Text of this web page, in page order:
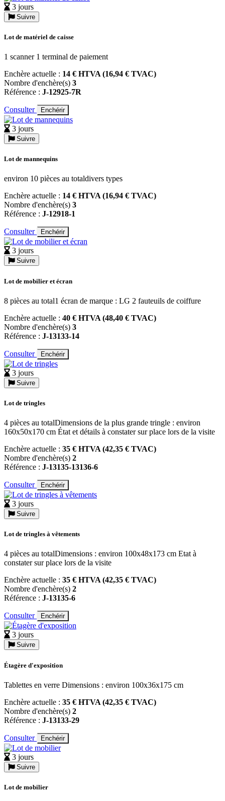
3 jours
Suivre
Lot de matériel de caisse
1 scanner 1 terminal de paiement
Enchère actuelle : 14 € HTVA (16,94 € TVAC)
Nombre d'enchère(s) 3
Référence : J-12925-7R
Consulter Enchérir
3 jours
Suivre
Lot de mannequins
environ 10 pièces au totaldivers types
Enchère actuelle : 14 € HTVA (16,94 € TVAC)
Nombre d'enchère(s) 3
Référence : J-12918-1
Consulter Enchérir
3 jours
Suivre
Lot de mobilier et écran
8 pièces au total1 écran de marque : LG 2 fauteuils de coiffure
Enchère actuelle : 40 € HTVA (48,40 € TVAC)
Nombre d'enchère(s) 3
Référence : J-13133-14
Consulter Enchérir
3 jours
Suivre
Lot de tringles
4 pièces au totalDimensions de la plus grande tringle : environ
160x50x170 cm État et détails à constater sur place lors de la visite
Enchère actuelle : 35 € HTVA (42,35 € TVAC)
Nombre d'enchère(s) 2
Référence : J-13135-13136-6
Consulter Enchérir
3 jours
Suivre
Lot de tringles à vêtements
4 pièces au totalDimensions : environ 100x48x173 cm Etat à
constater sur place lors de la visite
Enchère actuelle : 35 € HTVA (42,35 € TVAC)
Nombre d'enchère(s) 2
Référence : J-13135-6
Consulter Enchérir
3 jours
Suivre
Étagère d'exposition
Tablettes en verre Dimensions : environ 100x36x175 cm
Enchère actuelle : 35 € HTVA (42,35 € TVAC)
Nombre d'enchère(s) 2
Référence : J-13133-29
Consulter Enchérir
3 jours
Suivre
Lot de mobilier